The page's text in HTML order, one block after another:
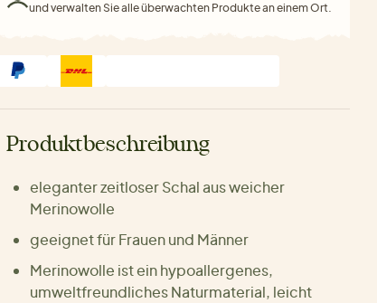
und verwalten Sie alle überwachten Produkte an einem Ort.
Produktbeschreibung
eleganter zeitloser Schal aus weicher
Merinowolle
geeignet für Frauen und Männer
Merinowolle ist ein hypoallergenes,
umweltfreundliches Naturmaterial, leicht